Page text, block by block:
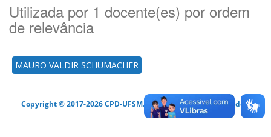
Utilizada por 1 docente(es) por ordem
de relevância
MAURO VALDIR SCHUMACHER
Copyright © 2017-2026 CPD-UFSM. Todos os direitos reservados.